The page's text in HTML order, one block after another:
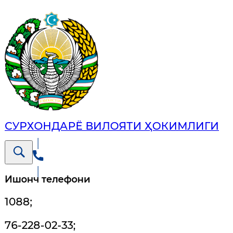
СУРХОНДАРЁ ВИЛОЯТИ ҲОКИМЛИГИ
Ишонч телефони
1088;
76-228-02-33;